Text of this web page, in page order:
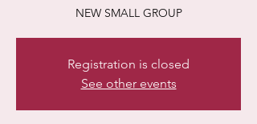
NEW SMALL GROUP
Registration is closed
See other events